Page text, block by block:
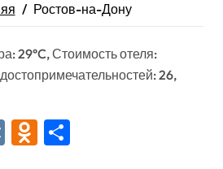
Ростов-на-Дону
29°C, Стоимость отеля:
26,
VK Odnoklassniki